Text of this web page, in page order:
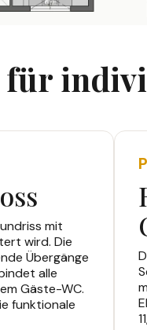
mit
wird. Die
Übergänge
alle
Gäste-WC.
funktionale